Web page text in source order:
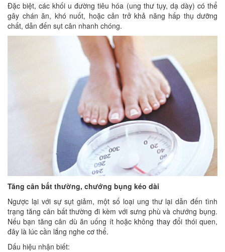
Đặc biệt, các khối u đường tiêu hóa (ung thư tụy, dạ dày) có thể
gây chán ăn, khó nuốt, hoặc cản trở khả năng hấp thụ dưỡng
chất, dẫn đến sụt cân nhanh chóng.
Tăng cân bất thường, chướng bụng kéo dài
Ngược lại với sự sụt giảm, một số loại ung thư lại dẫn đến tình
trạng tăng cân bất thường đi kèm với sưng phù và chướng bụng.
Nếu bạn tăng cân dù ăn uống ít hoặc không thay đổi thói quen,
đây là lúc cần lắng nghe cơ thể.
Dấu hiệu nhận biết: